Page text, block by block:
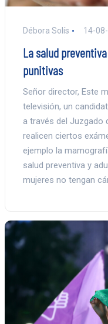
Débora Solís 14-
La salud
punitivas
Señor director, Este
televisión, un
a través del Juzgado
realicen ciertos
ejemplo la
salud preventiva y
mujeres no tengan